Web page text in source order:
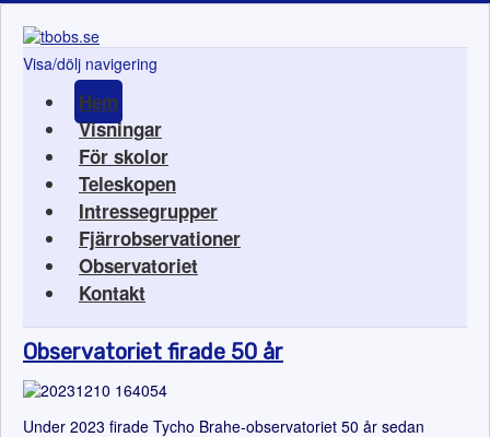
Visa/dölj navigering
Hem
Visningar
För skolor
Teleskopen
Intressegrupper
Fjärrobservationer
Observatoriet
Kontakt
Observatoriet firade 50 år
Under 2023 firade Tycho Brahe-observatoriet 50 år sedan